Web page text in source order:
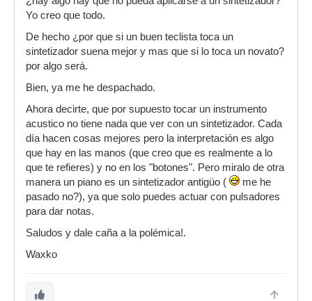
Yo creo que todo.
De hecho ¿por que si un buen teclista toca un
sintetizador suena mejor y mas que si lo toca un novato?
por algo será.
Bien, ya me he despachado.
Ahora decirte, que por supuesto tocar un instrumento
acustico no tiene nada que ver con un sintetizador. Cada
día hacen cosas mejores pero la interpretación es algo
que hay en las manos (que creo que es realmente a lo
que te refieres) y no en los "botones". Pero miralo de otra
manera un piano es un sintetizador antigüo (
me he
pasado no?), ya que solo puedes actuar con pulsadores
para dar notas.
Saludos y dale caña a la polémica!.
Waxko